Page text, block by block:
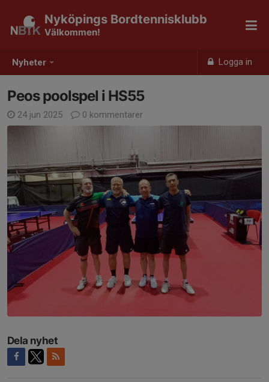
Nyheter Logga in
Nyköpings Bordtennisklubb
Välkommen!
Peos poolspel i HS55
24 jun 2025 0 kommentarer
Dela nyhet